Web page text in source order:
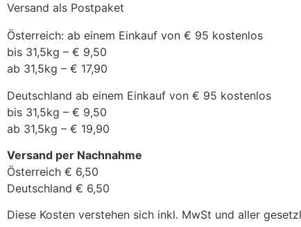
Versand als Postpaket
Österreich: ab einem Einkauf von € 95 kostenlos
bis 31,5kg – € 9,50
ab 31,5kg – € 17,90
Deutschland ab einem Einkauf von € 95 kostenlos
bis 31,5kg – € 9,50
ab 31,5kg – € 19,90
Versand per Nachnahme
Österreich € 6,50
Deutschland € 6,50
Diese Kosten verstehen sich inkl. MwSt und aller